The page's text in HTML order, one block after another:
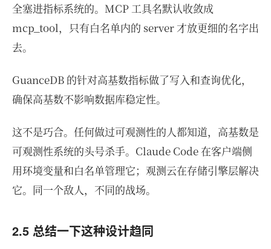
全塞进指标系统的。MCP 工具名默认收敛成
mcp_tool，只有白名单内的 server 才放更细的名字出
去。
GuanceDB 的针对高基数指标做了写入和查询优化，
确保高基数不影响数据库稳定性。
这不是巧合。任何做过可观测性的人都知道，高基数是
可观测性系统的头号杀手。Claude Code 在客户端侧
用环境变量和白名单管理它；观测云在存储引擎层解决
它。同一个敌人，不同的战场。
2.5 总结一下这种设计趋同